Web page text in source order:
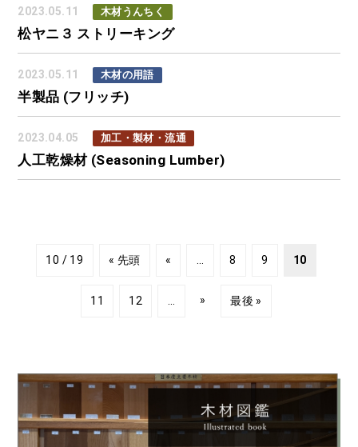
2023.05.11 木材うんちく
松ヤニ３ ストリーキング
2023.05.11 木材の用語
半製品 (フリッチ)
2023.04.05 加工・製材・流通
人工乾燥材 (Seasoning Lumber)
10 / 19 « 先頭 « ... 8 9 10
11 12 » 最後 »